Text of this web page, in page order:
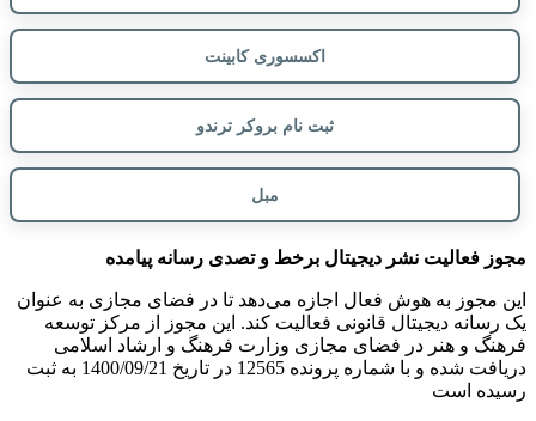
اکسسوری کابینت
ثبت نام بروکر ترندو
مبل
مجوز فعالیت نشر دیجیتال برخط و تصدی رسانه پیامده
این مجوز به هوش فعال اجازه می‌دهد تا در فضای مجازی به عنوان
یک رسانه دیجیتال قانونی فعالیت کند. این مجوز از مرکز توسعه
فرهنگ و هنر در فضای مجازی وزارت فرهنگ و ارشاد اسلامی
دریافت شده و با شماره پرونده 12565 در تاریخ 1400/09/21 به ثبت
رسیده است